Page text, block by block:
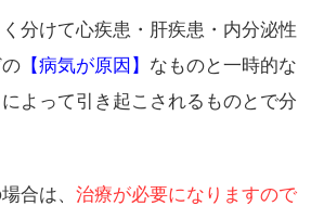
分けて心疾患・肝疾患・内分泌性
【病気が原因】 なものと一時的な
によって引き起こされるものとで分
合は、 治療が必要になりますので